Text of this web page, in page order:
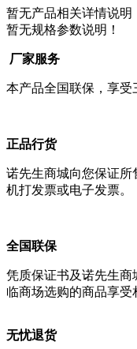
暂无产品相关详情说明
暂无规格参数说明！
厂家服务
本产品全国联保，享受
正品行货
诺先生商城向您保证
机打发票或电子发票。
全国联保
凭质保证书及诺先生
临商场选购的商品享受
无忧退货